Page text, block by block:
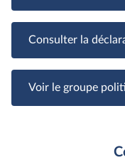
Consulter la
Voir le groupe